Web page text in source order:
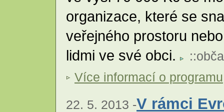
organizace, které se
veřejného prostoru
lidmi ve své obci.
::
Více informací o programu
22. 5. 2013 -V rámci